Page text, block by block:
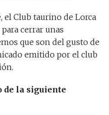
el Club taurino de Lorca
cerrar unas
que son del gusto de
emitido por el club
de la siguiente